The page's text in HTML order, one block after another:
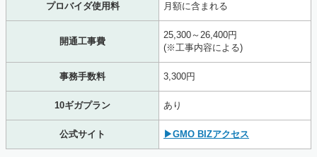
プロバイダ使用料 月額に含まれる
開通工事費
25,300～26,400円
(※工事内容による)
事務手数料 3,300円
10ギガプラン あり
公式サイト ▶GMO BIZアクセス